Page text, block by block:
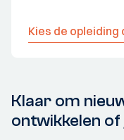
Kies de opleiding
Klaar om
ontwikkelen